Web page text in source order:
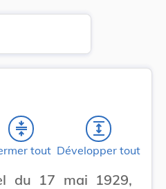
compress
tout
expand
Développer tout
du 17 mai 1929,